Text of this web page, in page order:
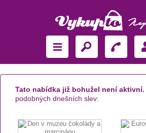
Tato nabídka již bohužel není aktivní.
podobných dnešních slev: